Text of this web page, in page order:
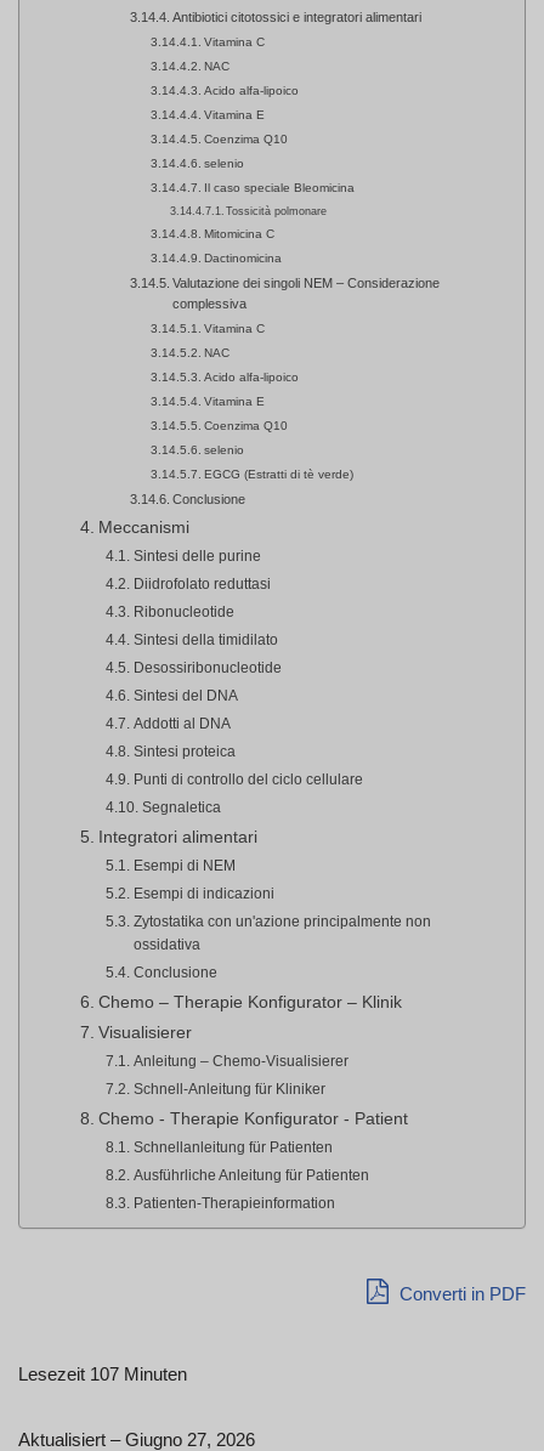
Antibiotici citotossici e integratori alimentari
Vitamina C
NAC
Acido alfa-lipoico
Vitamina E
Coenzima Q10
selenio
Il caso speciale Bleomicina
Tossicità polmonare
Mitomicina C
Dactinomicina
Valutazione dei singoli NEM – Considerazione
complessiva
Vitamina C
NAC
Acido alfa-lipoico
Vitamina E
Coenzima Q10
selenio
EGCG (Estratti di tè verde)
Conclusione
Meccanismi
Sintesi delle purine
Diidrofolato reduttasi
Ribonucleotide
Sintesi della timidilato
Desossiribonucleotide
Sintesi del DNA
Addotti al DNA
Sintesi proteica
Punti di controllo del ciclo cellulare
Segnaletica
Integratori alimentari
Esempi di NEM
Esempi di indicazioni
Zytostatika con un'azione principalmente non
ossidativa
Conclusione
Chemo – Therapie Konfigurator – Klinik
Visualisierer
Anleitung – Chemo-Visualisierer
Schnell-Anleitung für Kliniker
Chemo - Therapie Konfigurator - Patient
Schnellanleitung für Patienten
Ausführliche Anleitung für Patienten
Patienten-Therapieinformation
Converti in PDF
Lesezeit 107 Minuten
Aktualisiert – Giugno 27, 2026